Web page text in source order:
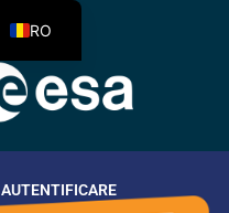
AUTENTIFICARE
RO